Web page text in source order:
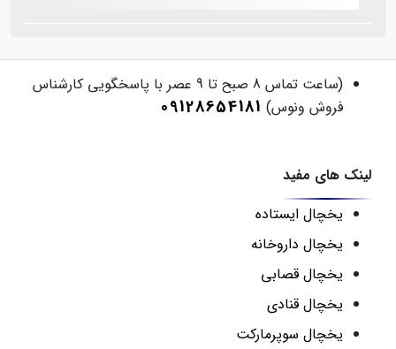
(ساعت تماس 8 صبح تا 9 عصر با پاسخگویی کارشناس
فروش ونوس) 09128654181
لینک های مفید
یخچال ایستاده
یخچال داروخانه
یخچال قصابی
یخچال قنادی
یخچال سوپرمارکت